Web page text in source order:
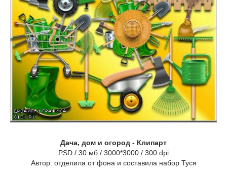
Дача, дом и огород - Клипарт
PSD / 30 мб / 3000*3000 / 300 dpi
Автор: отделила от фона и составила набор Туся